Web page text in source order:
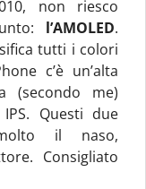
non riesco
l’AMOLED.
tutti i colori
c’è un’alta
(secondo me)
Questi due
il naso,
Consigliato